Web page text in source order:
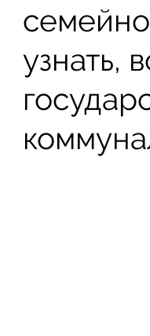
узнать,